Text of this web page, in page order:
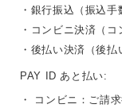
・銀行振込（振込
・コンビニ決済（
・後払い決済（後払
PAY ID あと払い:
・ コンビニ：ご請